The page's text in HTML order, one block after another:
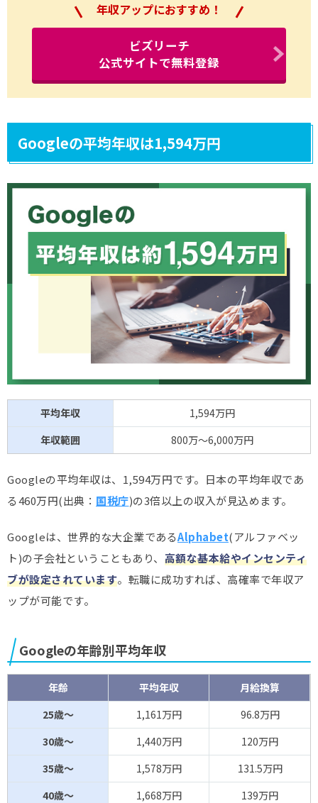
年収アップにおすすめ！
ビズリーチ
公式サイトで無料登録
Googleの平均年収は1,594万円
平均年収
1,594万円
年収範囲
800万～6,000万円
Googleの平均年収は、1,594万円です。日本の平均年収であ
る460万円(出典： 国税庁)の3倍以上の収入が見込めます。
Googleは、世界的な大企業であるAlphabet(アルファベッ
ト)の子会社ということもあり、 高額な基本給やインセンティ
ブが設定されています。転職に成功すれば、高確率で年収ア
ップが可能です。
Googleの年齢別平均年収
年齢 平均年収
月給換算
25歳～
1,161万円
96.8万円
30歳～
1,440万円
120万円
35歳～
1,578万円
131.5万円
40歳～
1,668万円
139万円